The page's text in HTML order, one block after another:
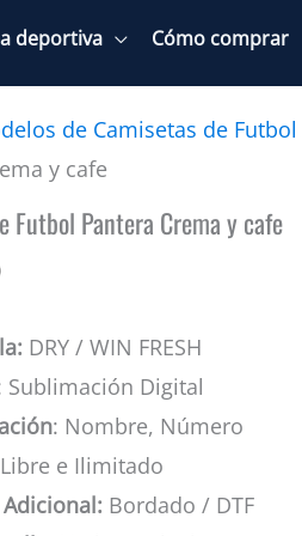
deportiva Cómo comprar
de Camisetas de Futbol
y cafe
Futbol Pantera Crema y cafe
DRY / WIN FRESH
Sublimación Digital
: Nombre, Número
Libre e Ilimitado
Bordado / DTF